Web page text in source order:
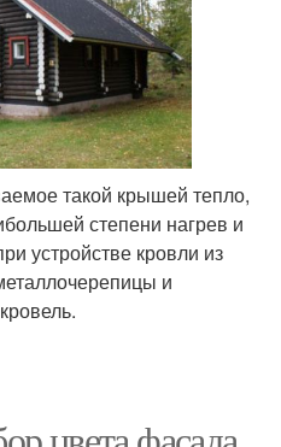
такой крышей тепло,
степени нагрев и
устройстве кровли из
и